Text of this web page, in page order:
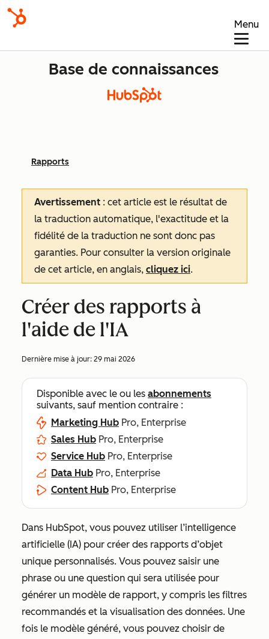
Menu
Base de connaissances
Rapports
Avertissement : cet article est le résultat de
la traduction automatique, l'exactitude et la
fidélité de la traduction ne sont donc pas
garanties. Pour consulter la version originale
de cet article, en anglais, cliquez ici.
Créer des rapports à
l'aide de l'IA
Dernière mise à jour: 29 mai 2026
Disponible avec le ou les abonnements
suivants, sauf mention contraire :
Marketing Hub Pro, Enterprise
Sales Hub Pro, Enterprise
Service Hub Pro, Enterprise
Data Hub Pro, Enterprise
Content Hub Pro, Enterprise
Dans HubSpot, vous pouvez utiliser l’intelligence
artificielle (IA) pour créer des rapports d’objet
unique personnalisés. Vous pouvez saisir une
phrase ou une question qui sera utilisée pour
générer un modèle de rapport, y compris les filtres
recommandés et la visualisation des données. Une
fois le modèle généré, vous pouvez choisir de